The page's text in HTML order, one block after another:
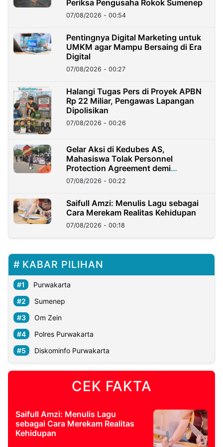
Periksa Pengusaha Rokok Sumenep
07/08/2026 - 00:54
Pentingnya Digital Marketing untuk
UMKM agar Mampu Bersaing di Era
Digital
07/08/2026 - 00:27
Halangi Tugas Pers di Proyek APBN
Rp 22 Miliar, Pengawas Lapangan
Dipolisikan
07/08/2026 - 00:26
Gelar Aksi di Kedubes AS,
Mahasiswa Tolak Personnel
Protection Agreement demi
Kedaulatan Negara
07/08/2026 - 00:22
Saifull Amzi: Menulis Lagu sebagai
Cara Merekam Realitas Kehidupan
07/08/2026 - 00:18
KABAR PILIHAN
Purwakarta
Sumenep
Om Zein
Polres Purwakarta
Diskominfo Purwakarta
CEK FAKTA
Saifull Amzi: Menulis Lagu
sebagai Cara Merekam Realitas
Kehidupan